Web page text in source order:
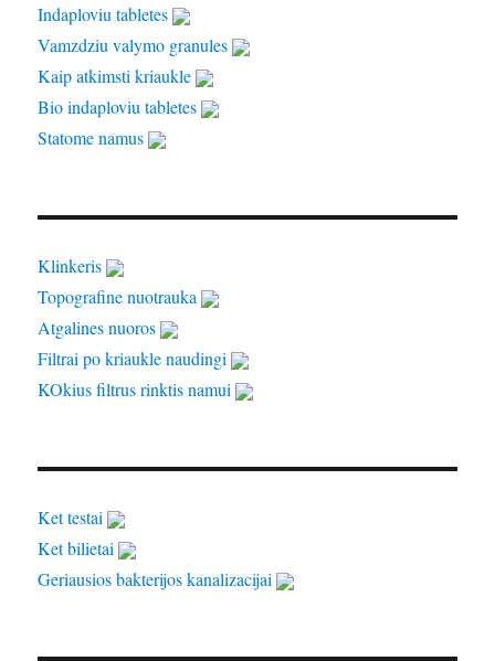
Indaploviu tabletes
Vamzdziu valymo granules
Kaip atkimsti kriaukle
Bio indaploviu tabletes
Statome namus
Klinkeris
Topografine nuotrauka
Atgalines nuoros
Filtrai po kriaukle naudingi
KOkius filtrus rinktis namui
Ket testai
Ket bilietai
Geriausios bakterijos kanalizacijai